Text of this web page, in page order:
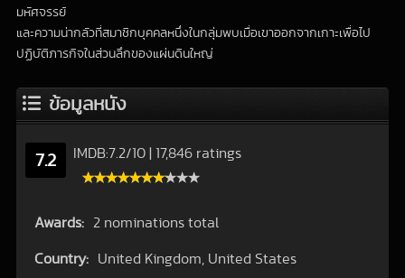
มหัศจรรย์
และความน่ากลัวที่สมาชิกบุคคลหนึ่งในกลุ่มพบเมื่อเขาออกจากเกาะเพื่อไป
ปฏิบัติภารกิจในส่วนลึกของแผ่นดินใหญ่
ข้อมูลหนัง
7.2 IMDB:7.2/10 | 17,846 ratings
Awards: 2 nominations total
Country: United Kingdom, United States